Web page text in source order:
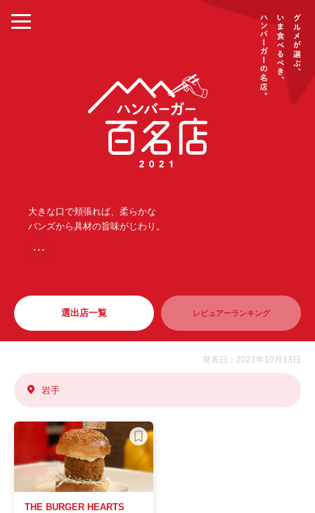
大きな口で頬張れば、柔らかな
バンズから具材の旨味がじわり。
・・・
選出店一覧 レビュアーランキング
発表日：2021年10月13日
岩手
THE BURGER HEARTS